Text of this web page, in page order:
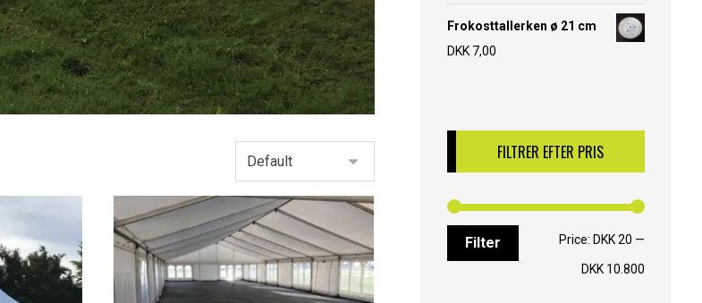
Frokosttallerken ø 21 cm
DKK 7,00
FILTRER EFTER PRIS
Filter Price: DKK 20 —
DKK 10.800